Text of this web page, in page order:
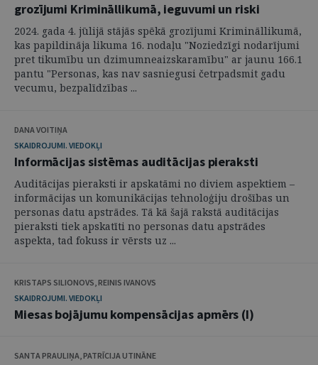
grozījumi Krimināllikumā, ieguvumi un riski
2024. gada 4. jūlijā stājās spēkā grozījumi Krimināllikumā,
kas papildināja likuma 16. nodaļu "Noziedzīgi nodarījumi
pret tikumību un dzimumneaizskaramību" ar jaunu 166.1
pantu "Personas, kas nav sasniegusi četrpadsmit gadu
vecumu, bezpalīdzības ...
DANA VOITIŅA
SKAIDROJUMI. VIEDOKĻI
Informācijas sistēmas auditācijas pieraksti
Auditācijas pieraksti ir apskatāmi no diviem aspektiem –
informācijas un komunikācijas tehnoloģiju drošības un
personas datu apstrādes. Tā kā šajā rakstā auditācijas
pieraksti tiek apskatīti no personas datu apstrādes
aspekta, tad fokuss ir vērsts uz ...
KRISTAPS SILIONOVS, REINIS IVANOVS
SKAIDROJUMI. VIEDOKĻI
Miesas bojājumu kompensācijas apmērs (I)
SANTA PRAULIŅA, PATRĪCIJA UTINĀNE